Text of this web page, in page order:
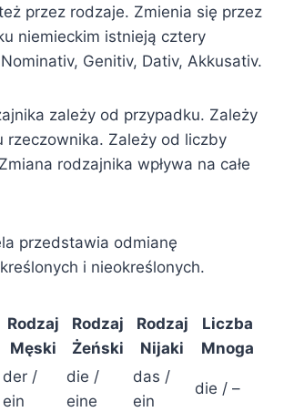
przez rodzaje. Zmienia się przez
niemieckim istnieją cztery
Genitiv, Dativ, Akkusativ.
zależy od przypadku. Zależy
rzeczownika. Zależy od liczby
rodzajnika wpływa na całe
przedstawia odmianę
i nieokreślonych.
Rodzaj
Męski
Rodzaj
Żeński
Rodzaj
Nijaki
Liczba
Mnoga
der /
ein
die /
eine
das /
ein
die / –